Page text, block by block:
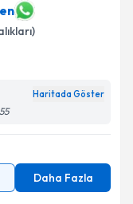
ile
ilişkinAydınlatma
Haritada Göster
Daha Fazla